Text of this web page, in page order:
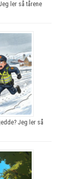
ler så tårene
Jeg ler så